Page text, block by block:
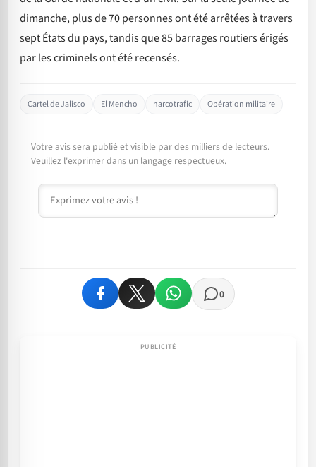
dimanche, plus de 70 personnes ont été arrêtées à travers
sept États du pays, tandis que 85 barrages routiers érigés
par les criminels ont été recensés.
Cartel de Jalisco El Mencho narcotrafic Opération militaire
Votre avis sera publié et visible par des milliers de lecteurs.
Veuillez l'exprimer dans un langage respectueux.
Commentaire
0